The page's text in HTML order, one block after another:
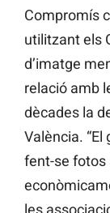
Compromís
utilitzant els
d’imatge
relació amb
dècades la
València.
fent-se fotos
les